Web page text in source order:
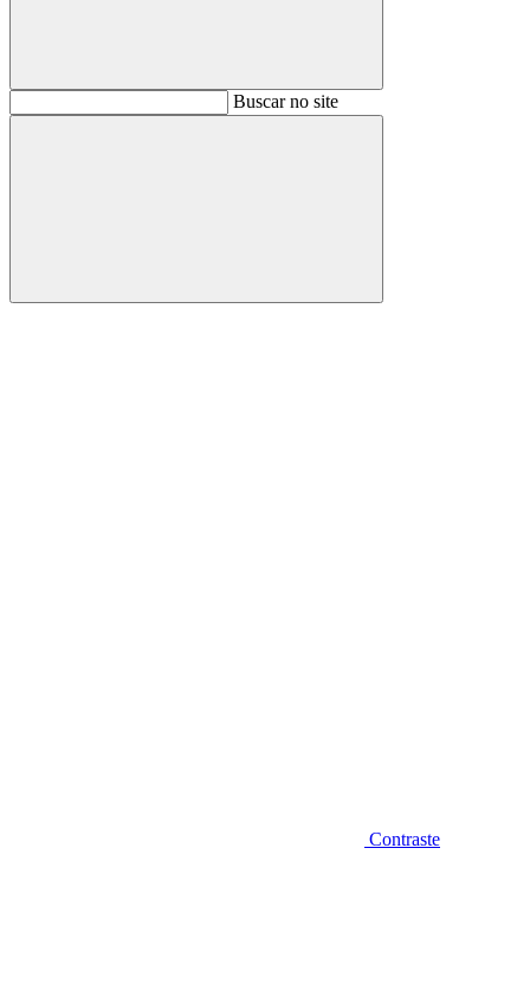
BuscarBuscar no site
Buscar
Contraste